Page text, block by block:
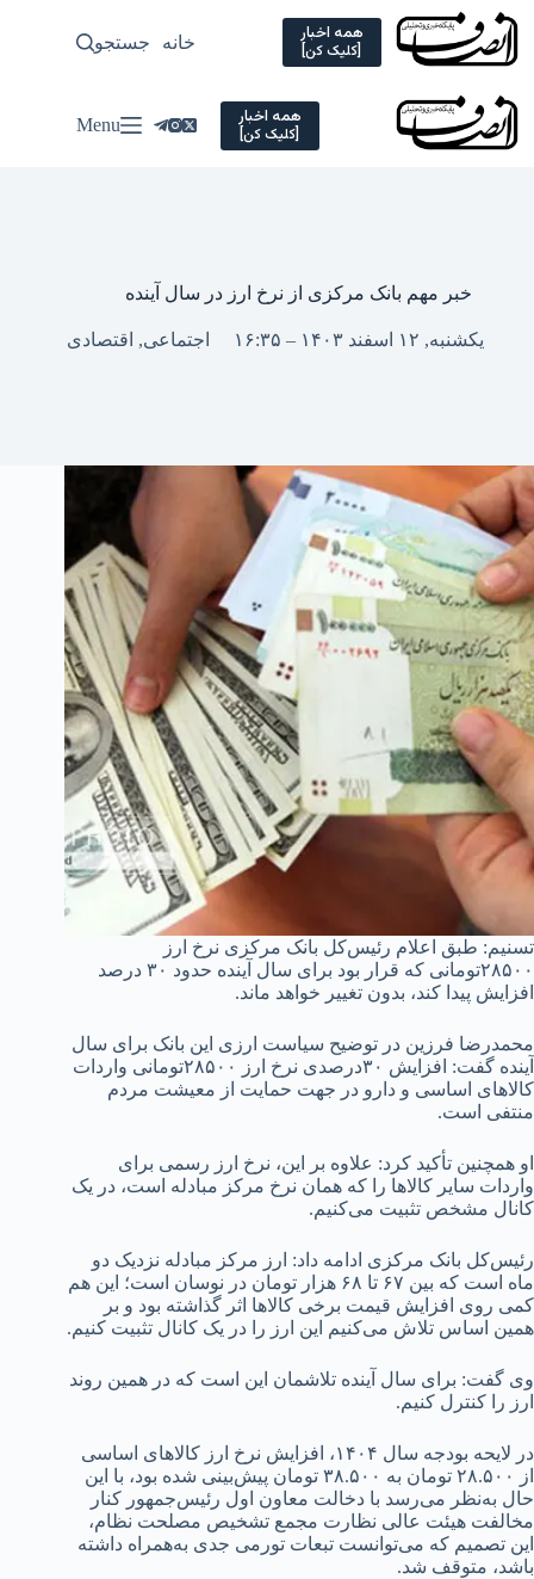
Skip
content
همه اخبار
[کلیک کن] خانه سیاسی
جستجو
همه اخبار
[کلیک کن] Menu
خبر مهم بانک مرکزی از نرخ ارز در سال آینده
یکشنبه, ۱۲ اسفند ۱۴۰۳ – ۱۶:۳۵ اجتماعی, اقتصادی
تسنیم: طبق اعلام رئیس‌کل بانک مرکزی نرخ ارز
۲۸۵۰۰تومانی که قرار بود برای سال آینده حدود ۳۰ درصد
افزایش پیدا کند، بدون تغییر خواهد ماند.
محمدرضا فرزین در توضیح سیاست ارزی این بانک برای سال
آینده گفت: افزایش ۳۰درصدی نرخ ارز ۲۸۵۰۰تومانی واردات
کالاهای اساسی و دارو در جهت حمایت از معیشت مردم
منتفی است.
او همچنین تأکید کرد: علاوه بر این، نرخ‌ ارز رسمی برای
واردات سایر کالاها را که همان نرخ مرکز مبادله است، در یک
کانال مشخص تثبیت می‌کنیم.
رئیس‌کل بانک مرکزی ادامه داد: ارز مرکز مبادله نزدیک دو
ماه است که بین ۶۷ تا ۶۸ هزار تومان در نوسان است؛ این هم
کمی روی افزایش قیمت برخی کالاها اثر گذاشته بود و بر
همین اساس تلاش می‌کنیم این ارز را در یک کانال تثبیت کنیم.
وی گفت: برای سال آینده تلاشمان این است که در همین روند
ارز را کنترل کنیم.
در لایحه بودجه سال ۱۴۰۴، افزایش نرخ ارز کالاهای اساسی
از ۲۸.۵۰۰ تومان به ۳۸.۵۰۰ تومان پیش‌بینی شده بود، با این
حال به‌نظر می‌رسد با دخالت معاون اول رئیس‌جمهور کنار
مخالفت هیئت عالی نظارت مجمع تشخیص مصلحت نظام،
این تصمیم که می‌توانست تبعات تورمی جدی به‌همراه داشته
باشد، متوقف شد.